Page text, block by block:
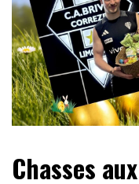
Chasses